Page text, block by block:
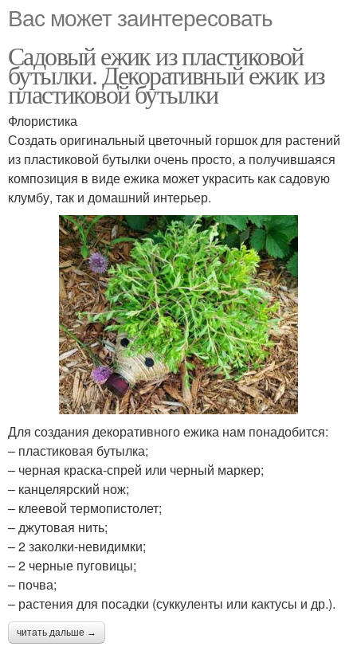
Вас может заинтересовать
Садовый ежик из пластиковой
бутылки. Декоративный ежик из
пластиковой бутылки
Флористика
Создать оригинальный цветочный горшок для растений
из пластиковой бутылки очень просто, а получившаяся
композиция в виде ежика может украсить как садовую
клумбу, так и домашний интерьер.
Для создания декоративного ежика нам понадобится:
– пластиковая бутылка;
– черная краска-спрей или черный маркер;
– канцелярский нож;
– клеевой термопистолет;
– джутовая нить;
– 2 заколки-невидимки;
– 2 черные пуговицы;
– почва;
– растения для посадки (суккуленты или кактусы и др.).
читать дальше →